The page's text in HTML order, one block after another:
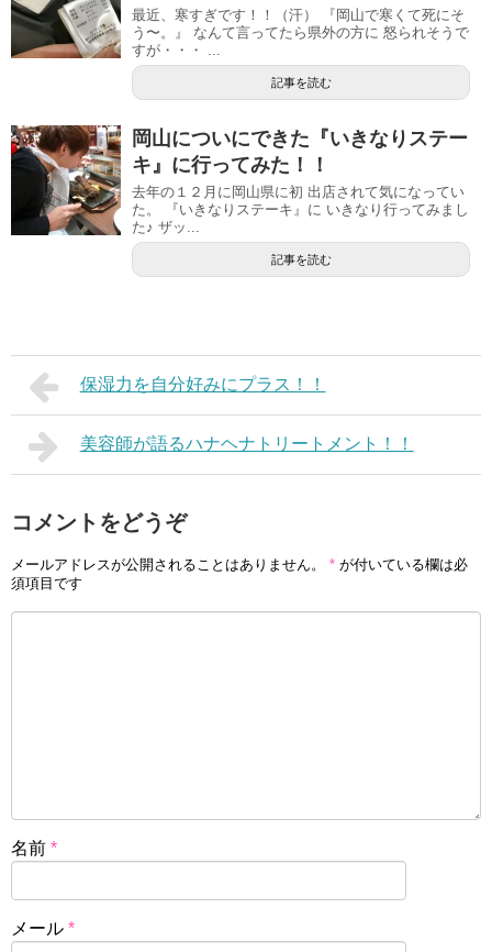
最近、寒すぎです！！（汗） 『岡山で寒くて死にそ
う〜。』 なんて言ってたら県外の方に 怒られそうで
すが・・・ ...
記事を読む
岡山についにできた『いきなりステー
キ』に行ってみた！！
去年の１２月に岡山県に初 出店されて気になってい
た。 『いきなりステーキ』に いきなり行ってみまし
た♪ ザッ...
記事を読む
保湿力を自分好みにプラス！！
美容師が語るハナヘナトリートメント！！
コメントをどうぞ
メールアドレスが公開されることはありません。 * が付いている欄は必
須項目です
名前 *
メール *